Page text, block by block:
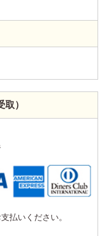
）
払いください。